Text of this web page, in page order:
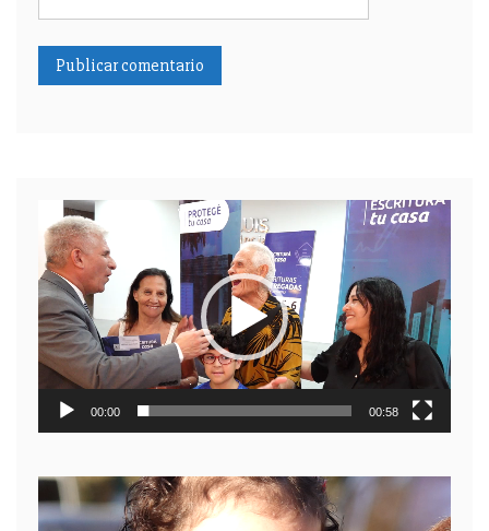
Reproductor
de
video
00:00 00:58
Reproductor
de